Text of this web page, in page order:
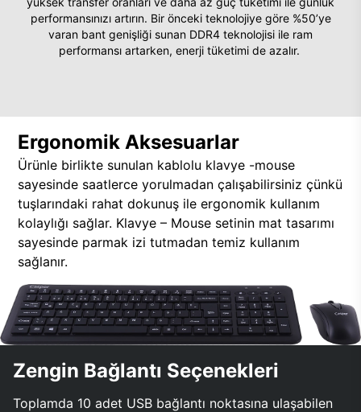
performansınızı artırın. Bir önceki teknolojiye göre %50’ye
varan bant genişliği sunan DDR4 teknolojisi ile ram
performansı artarken, enerji tüketimi de azalır.
Ergonomik Aksesuarlar
Ürünle birlikte sunulan kablolu klavye -mouse
sayesinde saatlerce yorulmadan çalışabilirsiniz çünkü
tuşlarındaki rahat dokunuş ile ergonomik kullanım
kolaylığı sağlar. Klavye – Mouse setinin mat tasarımı
sayesinde parmak izi tutmadan temiz kullanım
sağlanır.
Zengin Bağlantı Seçenekleri
Toplamda 10 adet USB bağlantı noktasına ulaşabilen